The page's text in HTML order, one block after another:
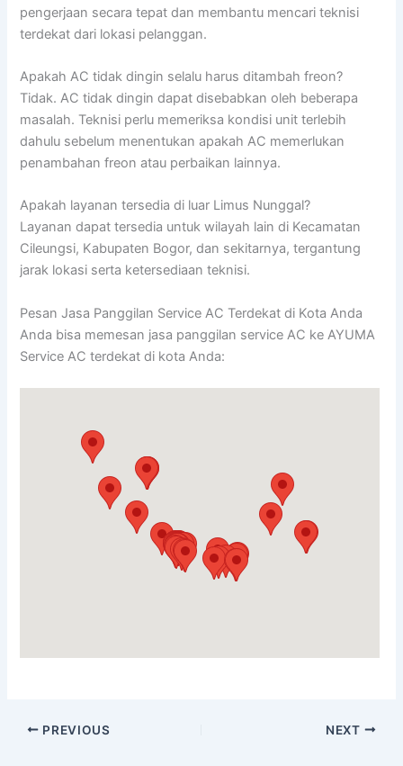
pengerjaan secara tepat dan membantu mencari teknisi
terdekat dari lokasi pelanggan.
Apakah AC tidak dingin selalu harus ditambah freon?
Tidak. AC tidak dingin dapat disebabkan oleh beberapa
masalah. Teknisi perlu memeriksa kondisi unit terlebih
dahulu sebelum menentukan apakah AC memerlukan
penambahan freon atau perbaikan lainnya.
Apakah layanan tersedia di luar Limus Nunggal?
Layanan dapat tersedia untuk wilayah lain di Kecamatan
Cileungsi, Kabupaten Bogor, dan sekitarnya, tergantung
jarak lokasi serta ketersediaan teknisi.
Pesan Jasa Panggilan Service AC Terdekat di Kota Anda
Anda bisa memesan jasa panggilan service AC ke AYUMA
Service AC terdekat di kota Anda:
PREVIOUS NEXT